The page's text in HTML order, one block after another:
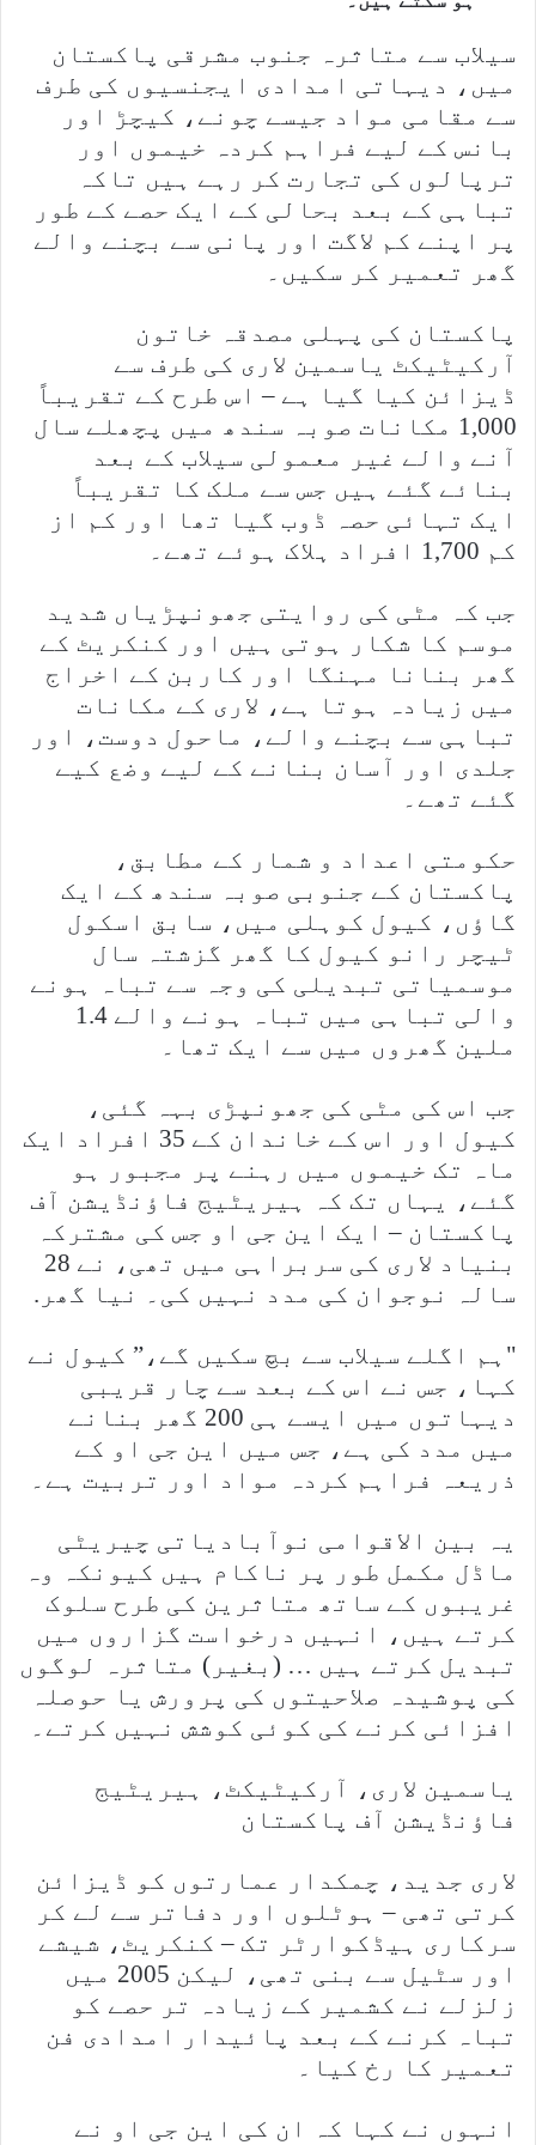
سیلاب سے متاثرہ جنوب مشرقی پاکستان
میں، دیہاتی امدادی ایجنسیوں کی طرف
سے مقامی مواد جیسے چونے، کیچڑ اور
بانس کے لیے فراہم کردہ خیموں اور
ترپالوں کی تجارت کر رہے ہیں تاکہ
تباہی کے بعد بحالی کے ایک حصے کے طور
پر اپنے کم لاگت اور پانی سے بچنے والے
گھر تعمیر کر سکیں۔
پاکستان کی پہلی مصدقہ خاتون
آرکیٹیکٹ یاسمین لاری کی طرف سے
ڈیزائن کیا گیا ہے – اس طرح کے تقریباً
1,000 مکانات صوبہ سندھ میں پچھلے سال
آنے والے غیر معمولی سیلاب کے بعد
بنائے گئے ہیں جس سے ملک کا تقریباً
ایک تہائی حصہ ڈوب گیا تھا اور کم از
کم 1,700 افراد ہلاک ہوئے تھے۔
جب کہ مٹی کی روایتی جھونپڑیاں شدید
موسم کا شکار ہوتی ہیں اور کنکریٹ کے
گھر بنانا مہنگا اور کاربن کے اخراج
میں زیادہ ہوتا ہے، لاری کے مکانات
تباہی سے بچنے والے، ماحول دوست، اور
جلدی اور آسان بنانے کے لیے وضع کیے
گئے تھے۔
حکومتی اعداد و شمار کے مطابق،
پاکستان کے جنوبی صوبہ سندھ کے ایک
گاؤں، کیول کوہلی میں، سابق اسکول
ٹیچر رانو کیول کا گھر گزشتہ سال
موسمیاتی تبدیلی کی وجہ سے تباہ ہونے
والی تباہی میں تباہ ہونے والے 1.4
ملین گھروں میں سے ایک تھا۔
جب اس کی مٹی کی جھونپڑی بہہ گئی،
کیول اور اس کے خاندان کے 35 افراد ایک
ماہ تک خیموں میں رہنے پر مجبور ہو
گئے، یہاں تک کہ ہیریٹیج فاؤنڈیشن آف
پاکستان – ایک این جی او جس کی مشترکہ
بنیاد لاری کی سربراہی میں تھی، نے 28
سالہ نوجوان کی مدد نہیں کی۔ نیا گھر.
"ہم اگلے سیلاب سے بچ سکیں گے،” کیول نے
کہا، جس نے اس کے بعد سے چار قریبی
دیہاتوں میں ایسے ہی 200 گھر بنانے
میں مدد کی ہے، جس میں این جی او کے
ذریعہ فراہم کردہ مواد اور تربیت ہے۔
یہ بین الاقوامی نوآبادیاتی چیریٹی
ماڈل مکمل طور پر ناکام ہیں کیونکہ وہ
غریبوں کے ساتھ متاثرین کی طرح سلوک
کرتے ہیں، انہیں درخواست گزاروں میں
تبدیل کرتے ہیں … (بغیر) متاثرہ لوگوں
کی پوشیدہ صلاحیتوں کی پرورش یا حوصلہ
افزائی کرنے کی کوئی کوشش نہیں کرتے۔
یاسمین لاری، آرکیٹیکٹ، ہیریٹیج
فاؤنڈیشن آف پاکستان
لاری جدید، چمکدار عمارتوں کو ڈیزائن
کرتی تھی – ہوٹلوں اور دفاتر سے لے کر
سرکاری ہیڈکوارٹر تک – کنکریٹ، شیشے
اور سٹیل سے بنی تھی، لیکن 2005 میں
زلزلے نے کشمیر کے زیادہ تر حصے کو
تباہ کرنے کے بعد پائیدار امدادی فن
تعمیر کا رخ کیا۔
انہوں نے کہا کہ ان کی این جی او نے